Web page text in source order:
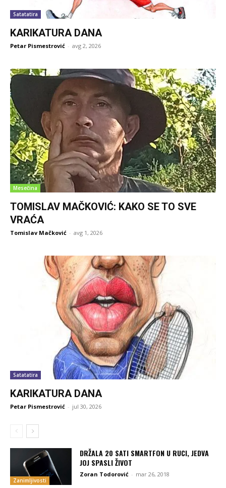
Satatatira
KARIKATURA DANA
Petar Pismestrović - avg 2, 2026
Mesečina
TOMISLAV MAČKOVIĆ: KAKO SE TO SVE
VRAĆA
Tomislav Mačković - avg 1, 2026
Satatatira
KARIKATURA DANA
Petar Pismestrović - jul 30, 2026
Zanimljivosti
DRŽALA 20 SATI SMARTFON U RUCI, JEDVA
JOJ SPASLI ŽIVOT
Zoran Todorović - mar 26, 2018